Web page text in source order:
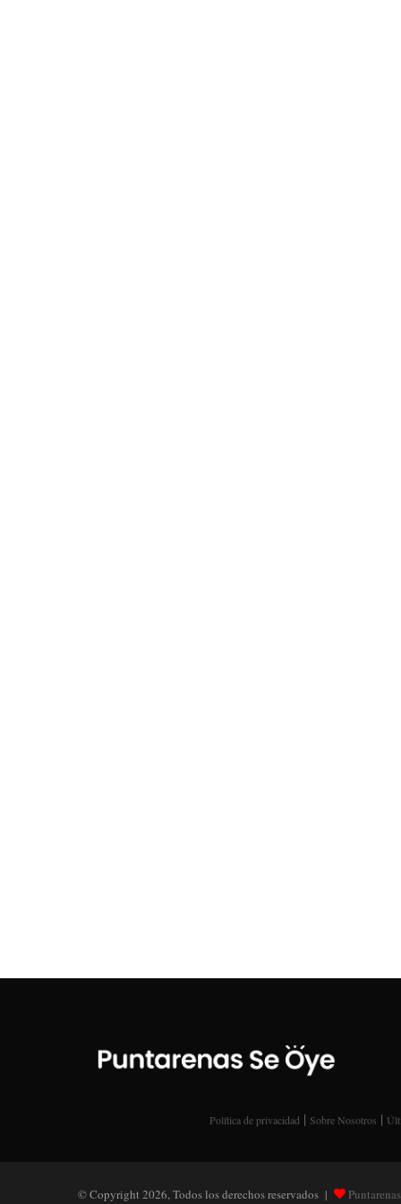
Política de privacidad | Sobre Nosotros |
© Copyright 2026, Todos los derechos reservados |